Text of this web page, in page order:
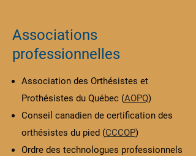
Associations
professionnelles
Association des Orthésistes et
Prothésistes du Québec (AOPQ)
Conseil canadien de certification des
orthésistes du pied (CCCOP)
Ordre des technologues professionnels